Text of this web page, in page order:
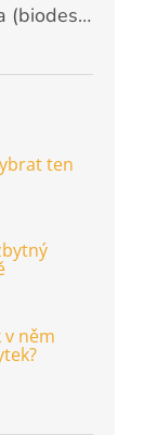
Bambusová spárovka (biodeska) 20mm, rozměr 2440 x 1220mm
ten
v něm